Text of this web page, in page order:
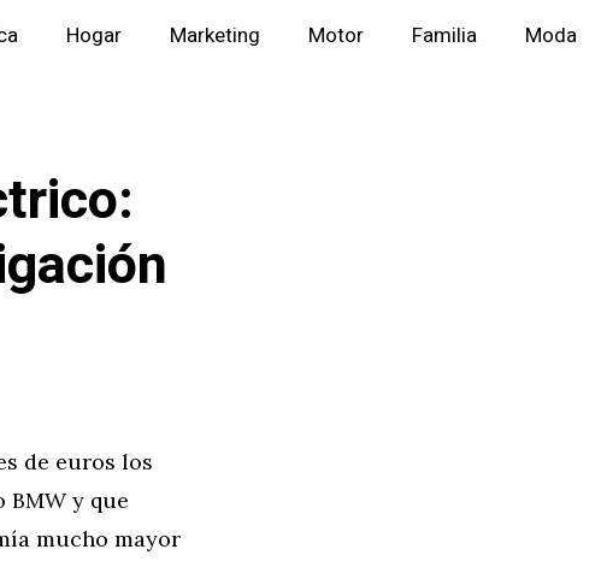
Hogar Marketing Motor Familia Moda
de euros los
y que
mucho mayor